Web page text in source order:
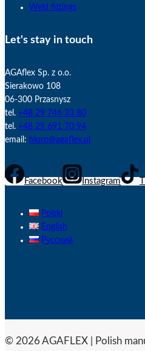
Weld fittings
Let's stay in touch
AGAflex Sp. z o.o.
Sierakowo 108
06-300 Przasnysz
tel. +48 29 746 33 80
tel. +48 29 691 70 94
email: biuro@agaflex.pl
Facebook Instagram
Polski
English
Русский
© 2026 AGAFLEX | Polish